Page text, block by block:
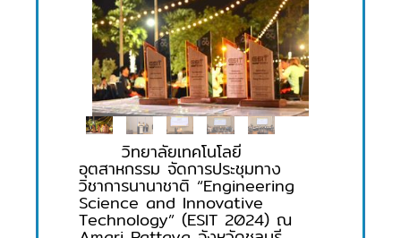
วิทยาลัยเทคโนโลยี
อุตสาหกรรม จัดการประชุมทาง
วิชาการนานาชาติ “Engineering
Science and Innovative
Technology” (ESIT 2024) ณ